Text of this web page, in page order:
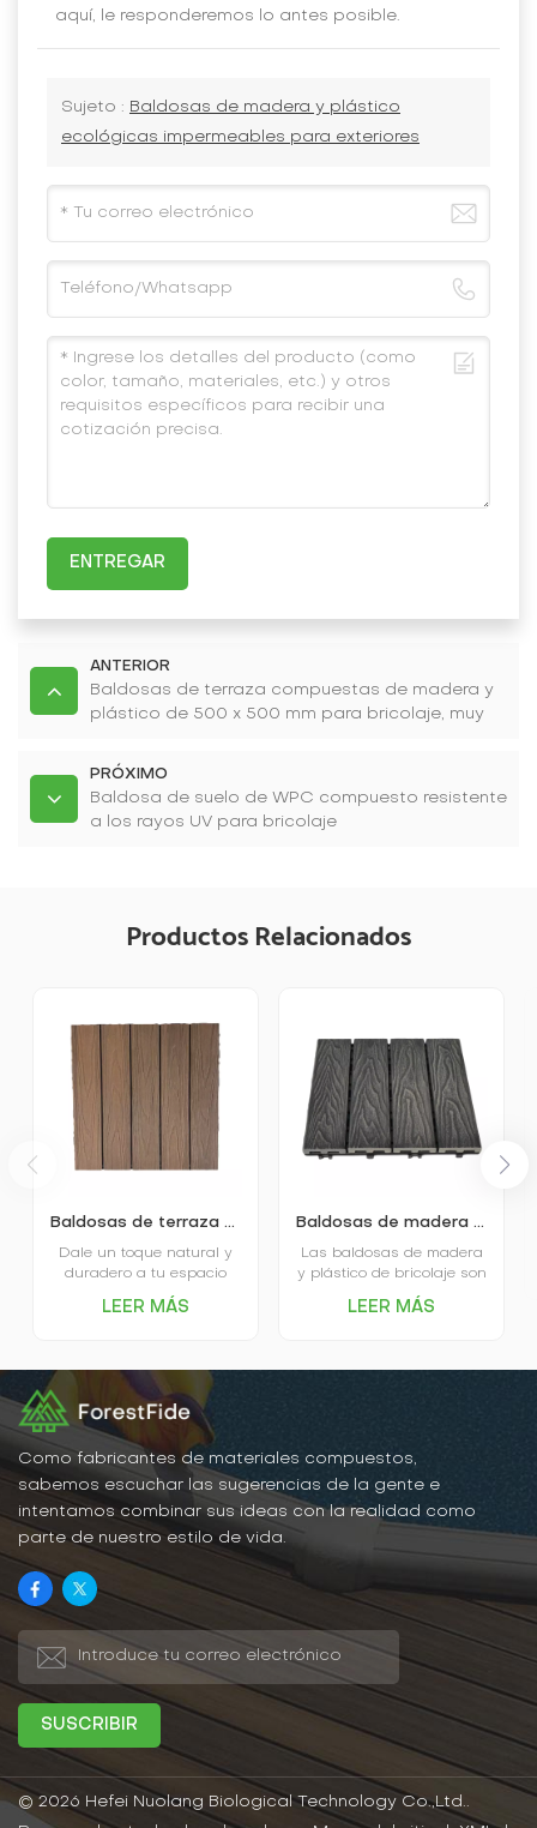
aquí, le responderemos lo antes posible.
Sujeto : Baldosas de madera y plástico
ecológicas impermeables para exteriores
ENTREGAR
ANTERIOR
Baldosas de terraza compuestas de madera y
plástico de 500 x 500 mm para bricolaje, muy
PRÓXIMO
Baldosa de suelo de WPC compuesto resistente
a los rayos UV para bricolaje
Productos Relacionados
Baldosas de terraza compuestas de madera y plástico de 500 x 500 mm para bricolaje, muy vendidas
Dale un toque natural y
duradero a tu espacio
exterior con pisos de
madera plástica hechos a
herramientas
profesionales. Puedes
montarlo tú mismo
fácilmente y crear el
espacio exterior de tus
sueños.
LEER MÁS
Baldosas de madera y plástico ecológicas impermeables para exteriores
Las baldosas de madera
y plástico de bricolaje son
un tipo de piso
simplificado y de
uniéndolos y
ensamblándolos. Si las
costuras del piso se
filtraron en los restos, solo
empalmarlo. Y los pisos de
madera y plástico tienen
buenas características de
impermeabilidad,
anticorrosión, ecológicas y
de protección ambiental, y
se pueden usar con
confianza.
LEER MÁS
Como fabricantes de materiales compuestos,
sabemos escuchar las sugerencias de la gente e
intentamos combinar sus ideas con la realidad como
parte de nuestro estilo de vida.
© 2026 Hefei Nuolang Biological Technology Co.,Ltd..